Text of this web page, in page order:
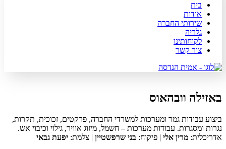
בית
אודות
שירותי החברה
גלריה
לקוחותינו
צור קשר
באזילה וובהאוס
ביצוע עבודות גמר ומערכות למשרדי החברה, פרקטים, זכוכית, תקרות,
נגרות ומסגרות. עבודות מערכות – חשמל, מיזוג אוויר, גילוי וכיבוי אש.
אדריכלית: מרין אלי | פיקוח: בני שרפשטיין | צלמת: יפעת גבאי